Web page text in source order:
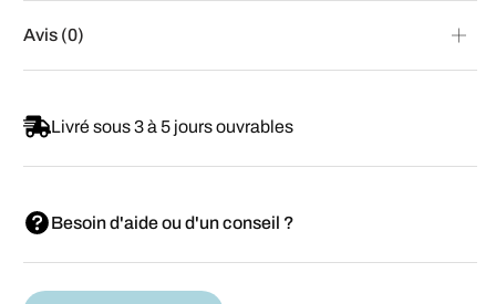
Avis (0)
Livré sous 3 à 5 jours ouvrables
Besoin d'aide ou d'un conseil ?